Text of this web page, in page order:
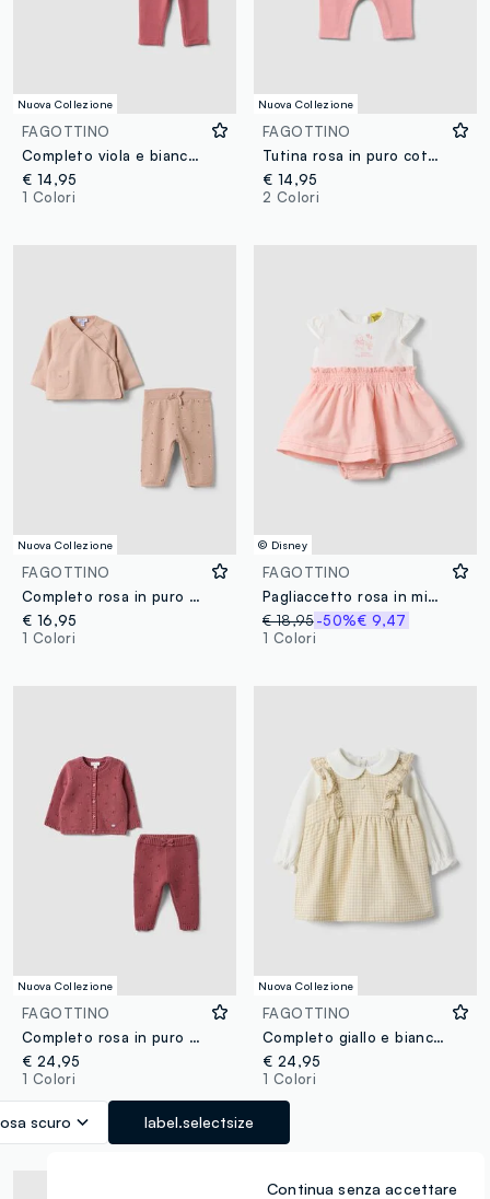
Nuova Collezione
FAGOTTINO
Completo viola e bianco in puro cotone organico con stampa coniglietto per neonata
€ 14,95
1 Colori
Nuova Collezione
FAGOTTINO
Tutina rosa in puro cotone organico con volant per neonata
€ 14,95
2 Colori
Nuova Collezione
FAGOTTINO
Completo rosa in puro cotone organico a maniche lunghe per neonata
€ 16,95
1 Colori
© Disney
FAGOTTINO
Pagliaccetto rosa in misto cotone e lino con ricamo Winnie The Pooh per neonata
€ 18,95 -50%€ 9,47
1 Colori
Nuova Collezione
FAGOTTINO
Completo rosa in puro cotone organico in maglia traforata per neonata
€ 24,95
1 Colori
scuro label.selectsize
Nuova Collezione
FAGOTTINO
Completo giallo e bianco in puro cotone organico per neonata
€ 24,95
1 Colori
Continua senza accettare